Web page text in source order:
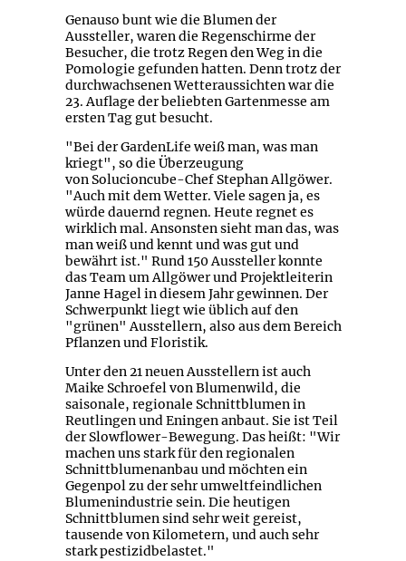
Genauso bunt wie die Blumen der
Aussteller, waren die Regenschirme der
Besucher, die trotz Regen den Weg in die
Pomologie gefunden hatten. Denn trotz der
durchwachsenen Wetteraussichten war die
23. Auflage der beliebten Gartenmesse am
ersten Tag gut besucht.
"Bei der GardenLife weiß man, was man
kriegt", so die Überzeugung
von Solucioncube-Chef Stephan Allgöwer.
"Auch mit dem Wetter. Viele sagen ja, es
würde dauernd regnen. Heute regnet es
wirklich mal. Ansonsten sieht man das, was
man weiß und kennt und was gut und
bewährt ist." Rund 150 Aussteller konnte
das Team um Allgöwer und Projektleiterin
Janne Hagel in diesem Jahr gewinnen. Der
Schwerpunkt liegt wie üblich auf den
"grünen" Ausstellern, also aus dem Bereich
Pflanzen und Floristik.
Unter den 21 neuen Ausstellern ist auch
Maike Schroefel von Blumenwild, die
saisonale, regionale Schnittblumen in
Reutlingen und Eningen anbaut. Sie ist Teil
der Slowflower-Bewegung. Das heißt: "Wir
machen uns stark für den regionalen
Schnittblumenanbau und möchten ein
Gegenpol zu der sehr umweltfeindlichen
Blumenindustrie sein. Die heutigen
Schnittblumen sind sehr weit gereist,
tausende von Kilometern, und auch sehr
stark pestizidbelastet."